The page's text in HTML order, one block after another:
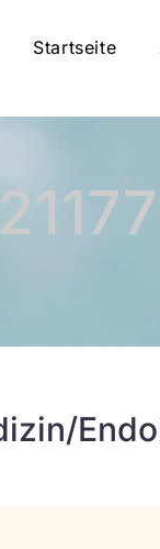
Startseite